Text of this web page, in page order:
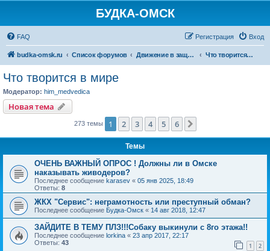
БУДКА-ОМСК
FAQ Вход
Регистрация
budka-omsk.ru Список форумов Движение в защиту животных Что творится в мире
Что творится в мире
Модератор: him_medvedica
Новая тема
273 темы 1 2 3 4 5 6
Темы
ОЧЕНЬ ВАЖНЫЙ ОПРОС ! Должны ли в Омске
наказывать живодеров?
Последнее сообщение karasev « 05 янв 2025, 18:49
Ответы: 8
ЖКХ "Сервис": неграмотность или преступный обман?
Последнее сообщение Будка-Омск « 14 авг 2018, 12:47
ЗАЙДИТЕ В ТЕМУ ПЛЗ!!!Собаку выкинули с 8го этажа!!
Последнее сообщение lorkina « 23 апр 2017, 22:17
Ответы: 43 1 2